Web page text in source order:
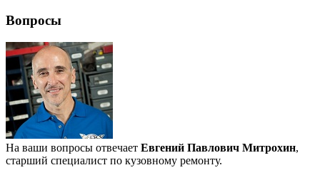
Вопросы
На ваши вопросы отвечает Евгений Павлович Митрохин,
старший специалист по кузовному ремонту.